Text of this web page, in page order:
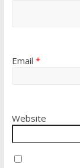
Email *
Website